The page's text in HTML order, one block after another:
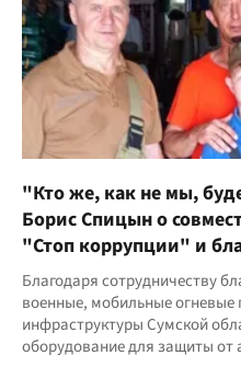
"Кто же, как не мы,
Борис Спицын о
"Стоп коррупции" и
Благодаря сотрудничеству
военные, мобильные огневые
инфраструктуры Сумской
оборудование для защиты от